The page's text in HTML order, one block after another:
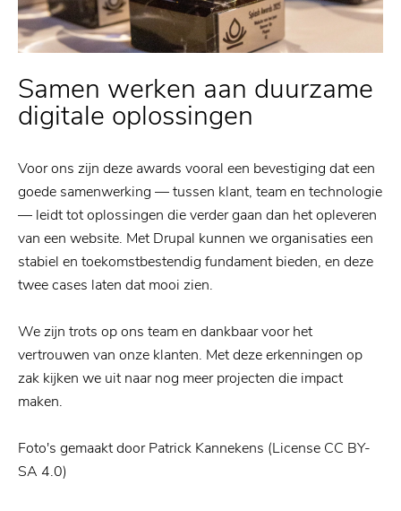
Samen werken aan duurzame
digitale oplossingen
Voor ons zijn deze awards vooral een bevestiging dat een
goede samenwerking — tussen klant, team en technologie
— leidt tot oplossingen die verder gaan dan het opleveren
van een website. Met Drupal kunnen we organisaties een
stabiel en toekomstbestendig fundament bieden, en deze
twee cases laten dat mooi zien.
We zijn trots op ons team en dankbaar voor het
vertrouwen van onze klanten. Met deze erkenningen op
zak kijken we uit naar nog meer projecten die impact
maken.
Foto's gemaakt door Patrick Kannekens (License CC BY-
SA 4.0)